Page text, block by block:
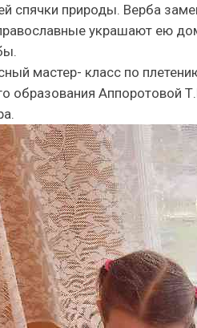
спячки природы. Верба
украшают ею
мастер- класс по
образования